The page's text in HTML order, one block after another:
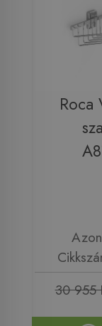
Roca
30 955